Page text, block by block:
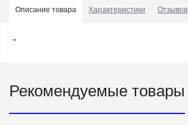
Описание товара Характеристики Отзывов
''
Рекомендуемые товары